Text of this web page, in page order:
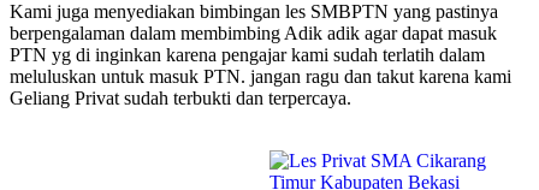
Kami juga menyediakan bimbingan les SMBPTN yang pastinya
berpengalaman dalam membimbing Adik adik agar dapat masuk
PTN yg di inginkan karena pengajar kami sudah terlatih dalam
meluluskan untuk masuk PTN. jangan ragu dan takut karena kami
Geliang Privat sudah terbukti dan terpercaya.